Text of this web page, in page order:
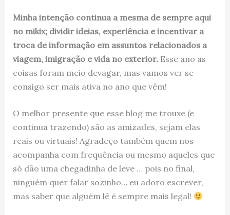
Minha intenção continua a mesma de sempre aqui
no mikix; dividir ideias, experiência e incentivar a
troca de informação em assuntos relacionados a
viagem, imigração e vida no exterior.Esse ano as
coisas foram meio devagar, mas vamos ver se
consigo ser mais ativa no ano que vêm!
O melhor presente que esse blog me trouxe (e
continua trazendo) são as amizades, sejam elas
reais ou virtuais! Agradeço também quem nos
acompanha com frequência ou mesmo aqueles que
só dão uma chegadinha de leve … pois no final,
ninguém quer falar sozinho… eu adoro escrever,
mas saber que alguém lê é sempre mais legal!